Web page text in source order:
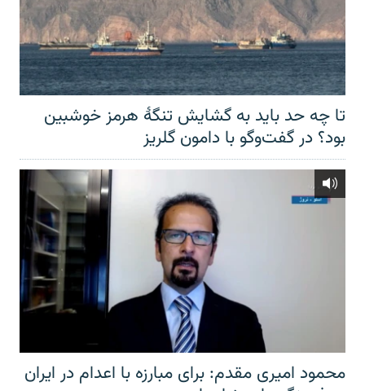
تا چه حد باید به گشایش تنگهٔ هرمز خوشبین
بود؟ در گفت‌وگو با دامون گلریز
محمود امیری مقدم: برای مبارزه با اعدام در ایران